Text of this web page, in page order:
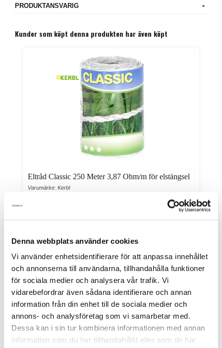
Denna webbplats använder cookies
Vi använder enhetsidentifierare för att anpassa innehållet
och annonserna till användarna, tillhandahålla funktioner
för sociala medier och analysera vår trafik. Vi
vidarebefordrar även sådana identifierare och annan
information från din enhet till de sociala medier och
annons- och analysföretag som vi samarbetar med.
Dessa kan i sin tur kombinera informationen med annan
information som du har tillhandahållit eller som de har
PRODUKTANSVARIG
Kunder som köpt denna produkten har även köpt
Eltråd Classic 250 Meter 3,87 Ohm/m för elstängsel
Varumärke: Kerbl
Eltråd Classic 250 meter 3,87 Ohm/m - för elstängselEltråden består